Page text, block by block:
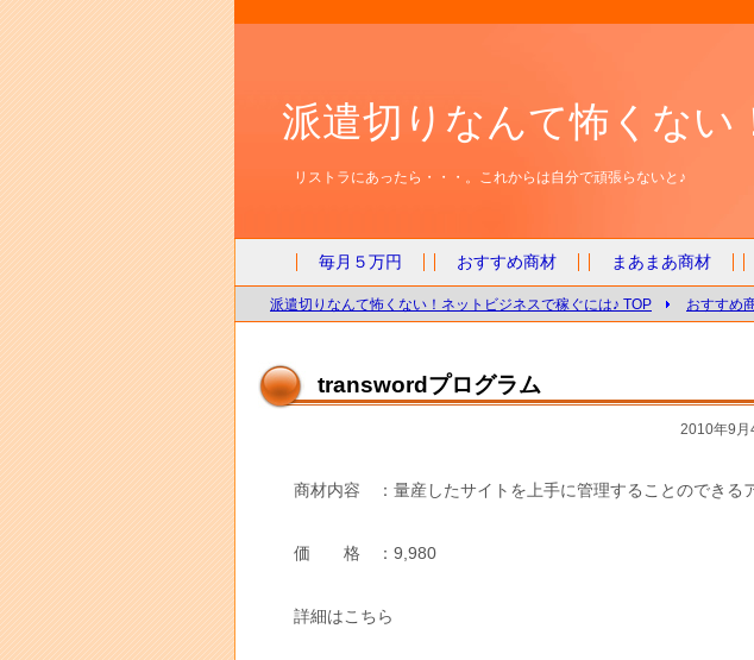
派遣切りなんて怖くない
リストラにあったら・・・。これからは自分で頑張らないと♪
毎月５万円 おすすめ商材 まあまあ商材
派遣切りなんて怖くない！ネットビジネスで稼ぐには♪ TOP おすすめ
transwordプログラム
2010年9月
商材内容 ：量産したサイトを上手に管理することのできる
価 格 ：9,980
詳細はこちら